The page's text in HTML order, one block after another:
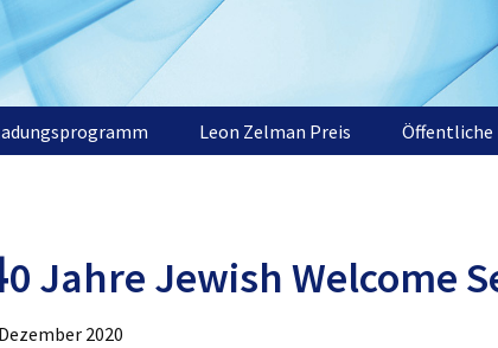
Leon Zelman Preis Öffentliche
0 Jahre Jewish Welcome
2020